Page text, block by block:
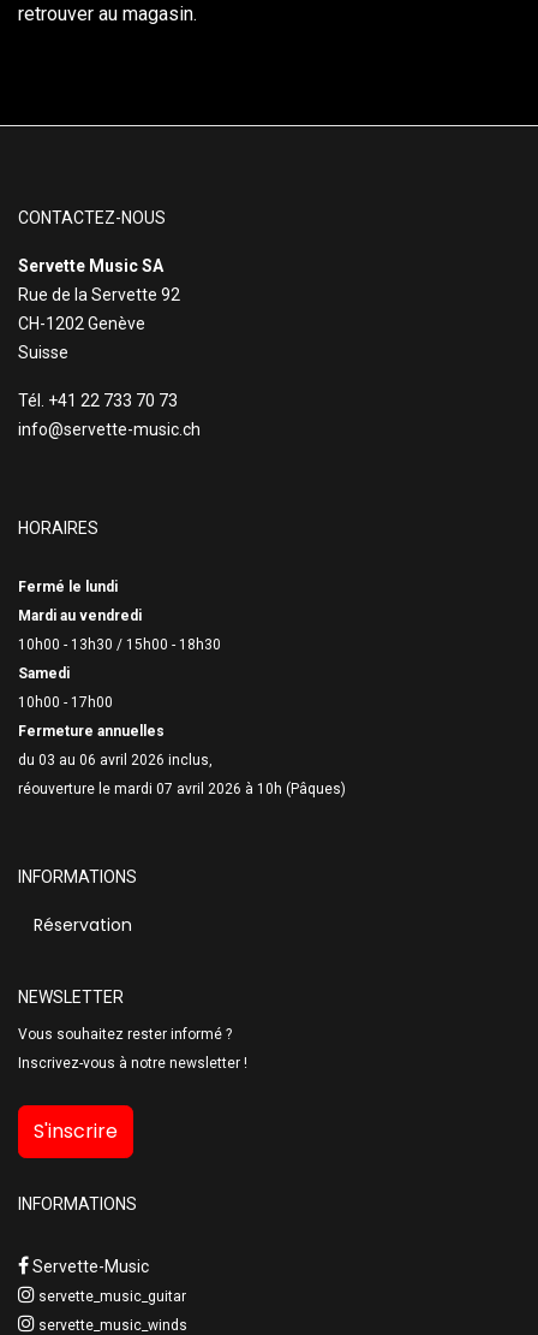
retrouver au magasin.
CONTACTEZ-NOUS
Servette Music SA
Rue de la Servette 92
CH-1202 Genève
Suisse
Tél. +41 22 733 70 73
info@servette-music.ch
HORAIRES
Fermé le lundi
Mardi au vendredi
10h00 - 13h30 / 15h00 - 18h30
Samedi
10h00 - 17h00
Fermeture annuelles
du 03 au 06 avril 2026 inclus,
réouverture le mardi 07 avril 2026 à 10h (Pâques)
INFORMATIONS
Réservation
NEWSLETTER
Vous souhaitez rester informé ?
Inscrivez-vous à notre newsletter !
S'inscrire
INFORMATIONS
Servette-Music
servette_music_guitar
servette_music_winds